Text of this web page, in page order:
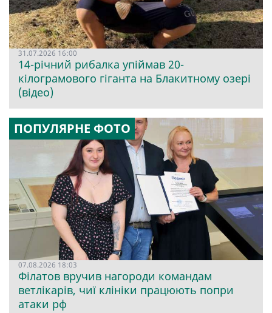
31.07.2026 16:00
14-річний рибалка упіймав 20-
кілограмового гіганта на Блакитному озері
(відео)
ПОПУЛЯРНЕ ФОТО
07.08.2026 18:03
Філатов вручив нагороди командам
ветлікарів, чиї клініки працюють попри
атаки рф